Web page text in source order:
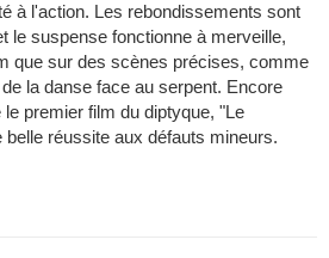
à l'action. Les rebondissements sont
le suspense fonctionne à merveille,
que sur des scènes précises, comme
la danse face au serpent. Encore
premier film du diptyque, "Le
belle réussite aux défauts mineurs.